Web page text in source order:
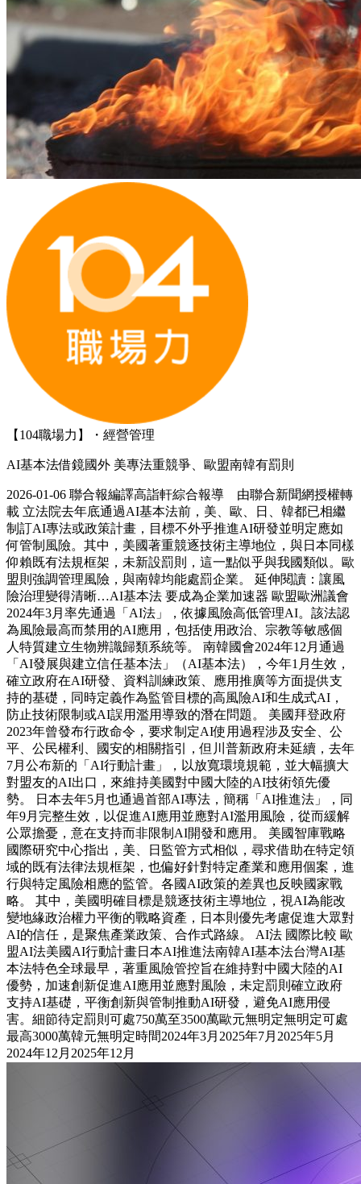
【104職場力】・經營管理
AI基本法借鏡國外 美專法重競爭、歐盟南韓有罰則
2026-01-06 聯合報編譯高詣軒綜合報導 由聯合新聞網授權轉
載 立法院去年底通過AI基本法前，美、歐、日、韓都已相繼
制訂AI專法或政策計畫，目標不外乎推進AI研發並明定應如
何管制風險。其中，美國著重競逐技術主導地位，與日本同樣
仰賴既有法規框架，未新設罰則，這一點似乎與我國類似。歐
盟則強調管理風險，與南韓均能處罰企業。 延伸閱讀：讓風
險治理變得清晰…AI基本法 要成為企業加速器 歐盟歐洲議會
2024年3月率先通過「AI法」，依據風險高低管理AI。該法認
為風險最高而禁用的AI應用，包括使用政治、宗教等敏感個
人特質建立生物辨識歸類系統等。 南韓國會2024年12月通過
「AI發展與建立信任基本法」（AI基本法），今年1月生效，
確立政府在AI研發、資料訓練政策、應用推廣等方面提供支
持的基礎，同時定義作為監管目標的高風險AI和生成式AI，
防止技術限制或AI誤用濫用導致的潛在問題。 美國拜登政府
2023年曾發布行政命令，要求制定AI使用過程涉及安全、公
平、公民權利、國安的相關指引，但川普新政府未延續，去年
7月公布新的「AI行動計畫」，以放寬環境規範，並大幅擴大
對盟友的AI出口，來維持美國對中國大陸的AI技術領先優
勢。 日本去年5月也通過首部AI專法，簡稱「AI推進法」，同
年9月完整生效，以促進AI應用並應對AI濫用風險，從而緩解
公眾擔憂，意在支持而非限制AI開發和應用。 美國智庫戰略
國際研究中心指出，美、日監管方式相似，尋求借助在特定領
域的既有法律法規框架，也偏好針對特定產業和應用個案，進
行與特定風險相應的監管。各國AI政策的差異也反映國家戰
略。 其中，美國明確目標是競逐技術主導地位，視AI為能改
變地緣政治權力平衡的戰略資產，日本則優先考慮促進大眾對
AI的信任，是聚焦產業政策、合作式路線。 AI法 國際比較 歐
盟AI法美國AI行動計畫日本AI推進法南韓AI基本法台灣AI基
本法特色全球最早，著重風險管控旨在維持對中國大陸的AI
優勢，加速創新促進AI應用並應對風險，未定罰則確立政府
支持AI基礎，平衡創新與管制推動AI研發，避免AI應用侵
害。細節待定罰則可處750萬至3500萬歐元無明定無明定可處
最高3000萬韓元無明定時間2024年3月2025年7月2025年5月
2024年12月2025年12月